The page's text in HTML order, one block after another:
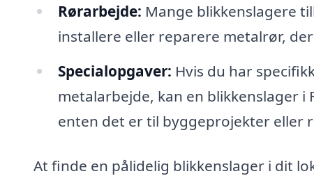
Rørarbejde: Mange blikkenslagere
installere eller reparere metalrør,
Specialopgaver: Hvis du har
metalarbejde, kan en blikkenslager
enten det er til byggeprojekter eller
At finde en pålidelig blikkenslager i dit